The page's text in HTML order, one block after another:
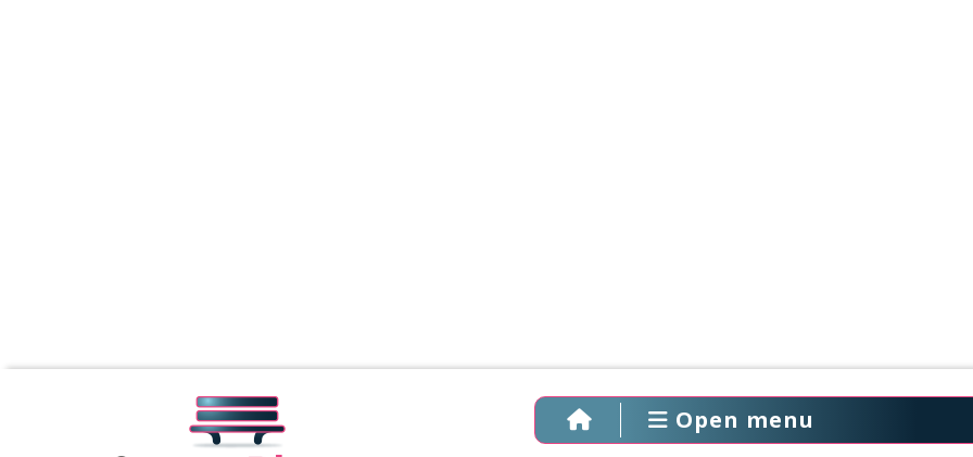
Open menu